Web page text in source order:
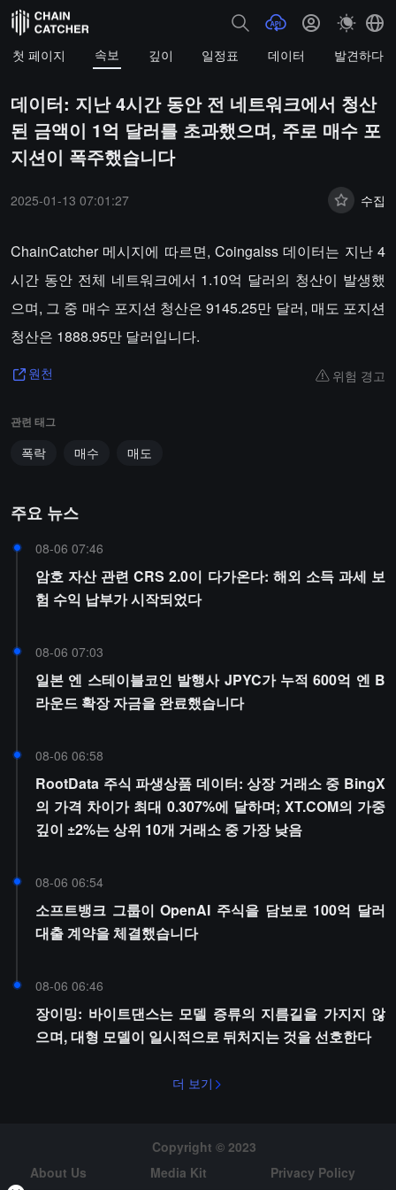
첫 페이지 속보 깊이 일정표 데이터 발견하다
데이터: 지난 4시간 동안 전 네트워크에서 청산
된 금액이 1억 달러를 초과했으며, 주로 매수 포
지션이 폭주했습니다
2025-01-13 07:01:27 수집
ChainCatcher 메시지에 따르면, Coingalss 데이터는 지난 4
시간 동안 전체 네트워크에서 1.10억 달러의 청산이 발생했
으며, 그 중 매수 포지션 청산은 9145.25만 달러, 매도 포지션
청산은 1888.95만 달러입니다.
원천 위험 경고
관련 태그
폭락 매수 매도
주요 뉴스
08-06 07:46
암호 자산 관련 CRS 2.0이 다가온다: 해외 소득 과세 보
험 수익 납부가 시작되었다
08-06 07:03
일본 엔 스테이블코인 발행사 JPYC가 누적 600억 엔 B
라운드 확장 자금을 완료했습니다
08-06 06:58
RootData 주식 파생상품 데이터: 상장 거래소 중 BingX
의 가격 차이가 최대 0.307%에 달하며; XT.COM의 가중
깊이 ±2%는 상위 10개 거래소 중 가장 낮음
08-06 06:54
소프트뱅크 그룹이 OpenAI 주식을 담보로 100억 달러
대출 계약을 체결했습니다
08-06 06:46
장이밍: 바이트댄스는 모델 증류의 지름길을 가지지 않
으며, 대형 모델이 일시적으로 뒤처지는 것을 선호한다
더 보기
Copyright © 2023
About Us
Media Kit
Privacy Policy